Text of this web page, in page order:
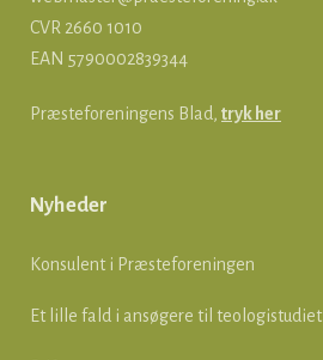
CVR 2660 1010
EAN 5790002839344
Præsteforeningens Blad, tryk her
Nyheder
Konsulent i Præsteforeningen
Et lille fald i ansøgere til teologistudiet